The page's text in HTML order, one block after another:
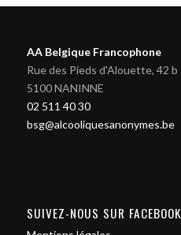
AA Belgique Francophone
Rue des Pieds d'Alouette, 42 b
5100 NANINNE
02 511 40 30
bsg@alcooliquesanonymes.be
SUIVEZ-NOUS SUR FACEBOOK